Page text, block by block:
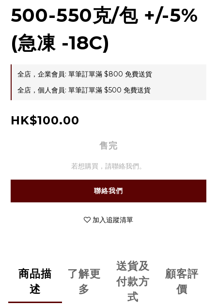
500-550克/包 +/-5%
(急凍 -18C)
全店，企業會員: 單筆訂單滿 $800 免費送貨
全店，個人會員: 單筆訂單滿 $500 免費送貨
HK$100.00
售完
若想購買，請聯絡我們。
聯絡我們
加入追蹤清單
商品描
述
了解更
多
送貨及
付款方
式
顧客評
價